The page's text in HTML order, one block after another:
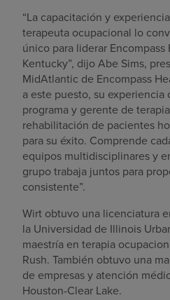
“La capacitación y
terapeuta ocupacional lo
único para liderar
Kentucky”, dijo Abe Sims,
MidAtlantic de Encompass
a este puesto, su experiencia
programa y gerente de
rehabilitación de pacientes
para su éxito. Comprende
equipos multidisciplinares y
grupo trabaja juntos para
consistente”.
Wirt obtuvo una licenciatura
la Universidad de Illinois
maestría en terapia
Rush. También obtuvo una
de empresas y atención
Houston-Clear Lake.